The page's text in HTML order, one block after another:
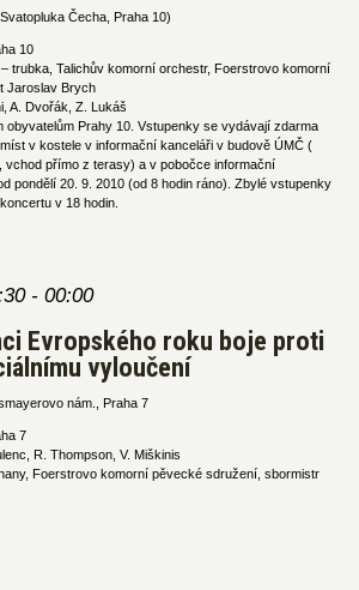
Čecha, Praha 10)
10
trubka, Talichův komorní orchestr, Foerstrovo komorní
Jaroslav Brych
A. Dvořák, Z. Lukáš
obyvatelům Prahy 10. Vstupenky se vydávají zdarma
v kostele v informační kanceláři v budově ÚMČ (
vchod přímo z terasy) a v pobočce informační
pondělí 20. 9. 2010 (od 8 hodin ráno). Zbylé vstupenky
v 18 hodin.
- 00:00
Evropského roku boje proti
vyloučení
nám., Praha 7
7
R. Thompson, V. Miškinis
Foerstrovo komorní pěvecké sdružení, sbormistr